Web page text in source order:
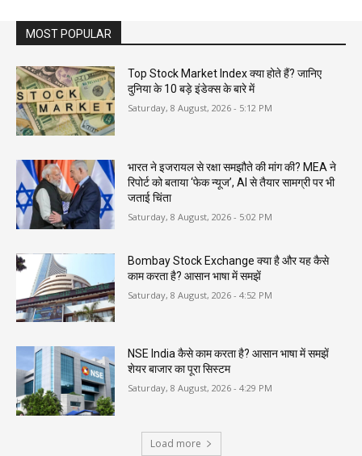
MOST POPULAR
Top Stock Market Index क्या होते हैं? जानिए
दुनिया के 10 बड़े इंडेक्स के बारे में
Saturday, 8 August, 2026 - 5:12 PM
भारत ने इजरायल से रक्षा समझौते की मांग की? MEA ने
रिपोर्ट को बताया ‘फेक न्यूज’, AI से तैयार सामग्री पर भी
जताई चिंता
Saturday, 8 August, 2026 - 5:02 PM
Bombay Stock Exchange क्या है और यह कैसे
काम करता है? आसान भाषा में समझें
Saturday, 8 August, 2026 - 4:52 PM
NSE India कैसे काम करता है? आसान भाषा में समझें
शेयर बाजार का पूरा सिस्टम
Saturday, 8 August, 2026 - 4:29 PM
Load more